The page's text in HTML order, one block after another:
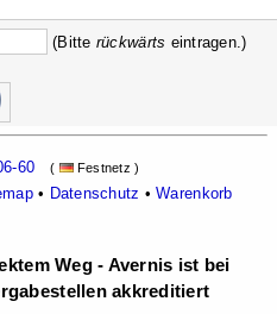
(Bitte rückwärts eintragen.)
60 ( Festnetz )
• Datenschutz •Warenkorb
Weg - Avernis ist bei
akkreditiert